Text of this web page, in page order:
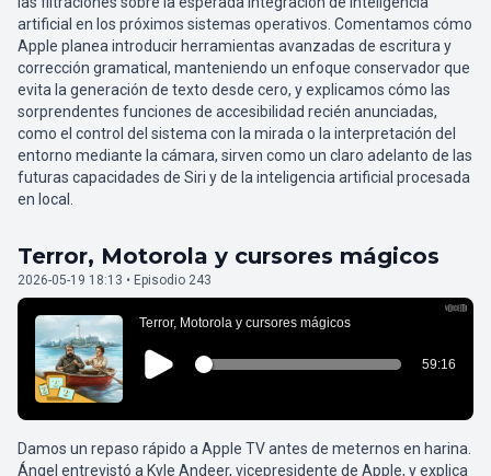
artificial en los próximos sistemas operativos. Comentamos cómo
Apple planea introducir herramientas avanzadas de escritura y
corrección gramatical, manteniendo un enfoque conservador que
evita la generación de texto desde cero, y explicamos cómo las
sorprendentes funciones de accesibilidad recién anunciadas,
como el control del sistema con la mirada o la interpretación del
entorno mediante la cámara, sirven como un claro adelanto de las
futuras capacidades de Siri y de la inteligencia artificial procesada
en local.
Terror, Motorola y cursores mágicos
2026-05-19 18:13 • Episodio 243
Damos un repaso rápido a Apple TV antes de meternos en harina.
Ángel entrevistó a Kyle Andeer, vicepresidente de Apple, y explica